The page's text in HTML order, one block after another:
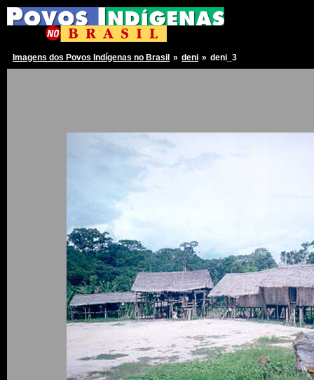
Imagens dos Povos Indígenas no Brasil » deni » deni_3